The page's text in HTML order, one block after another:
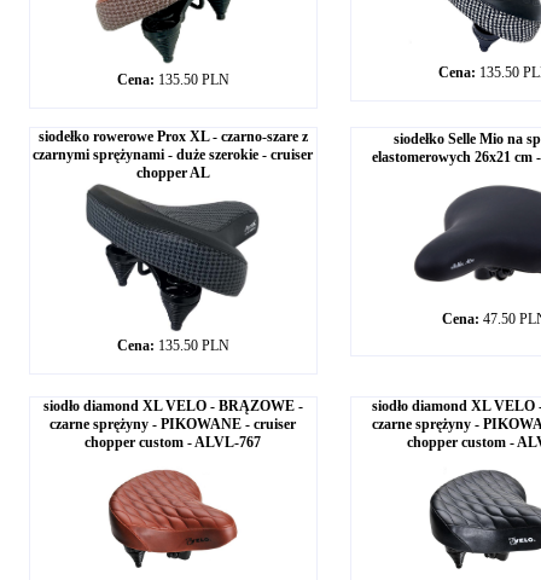
Cena: 135.50 PLN Cena: 135.50
siodełko rowerowe Prox XL - czarno-szare z
czarnymi sprężynami - duże szerokie - cruiser
chopper AL
Cena: 135.50 PLN
siodełko Selle Mio na
elastomerowych 26x21 cm
Cena: 47.50
siodło diamond XL VELO - BRĄZOWE -
czarne sprężyny - PIKOWANE - cruiser
chopper custom - ALVL-767
siodło diamond XL
czarne sprężyny -
chopper custom -